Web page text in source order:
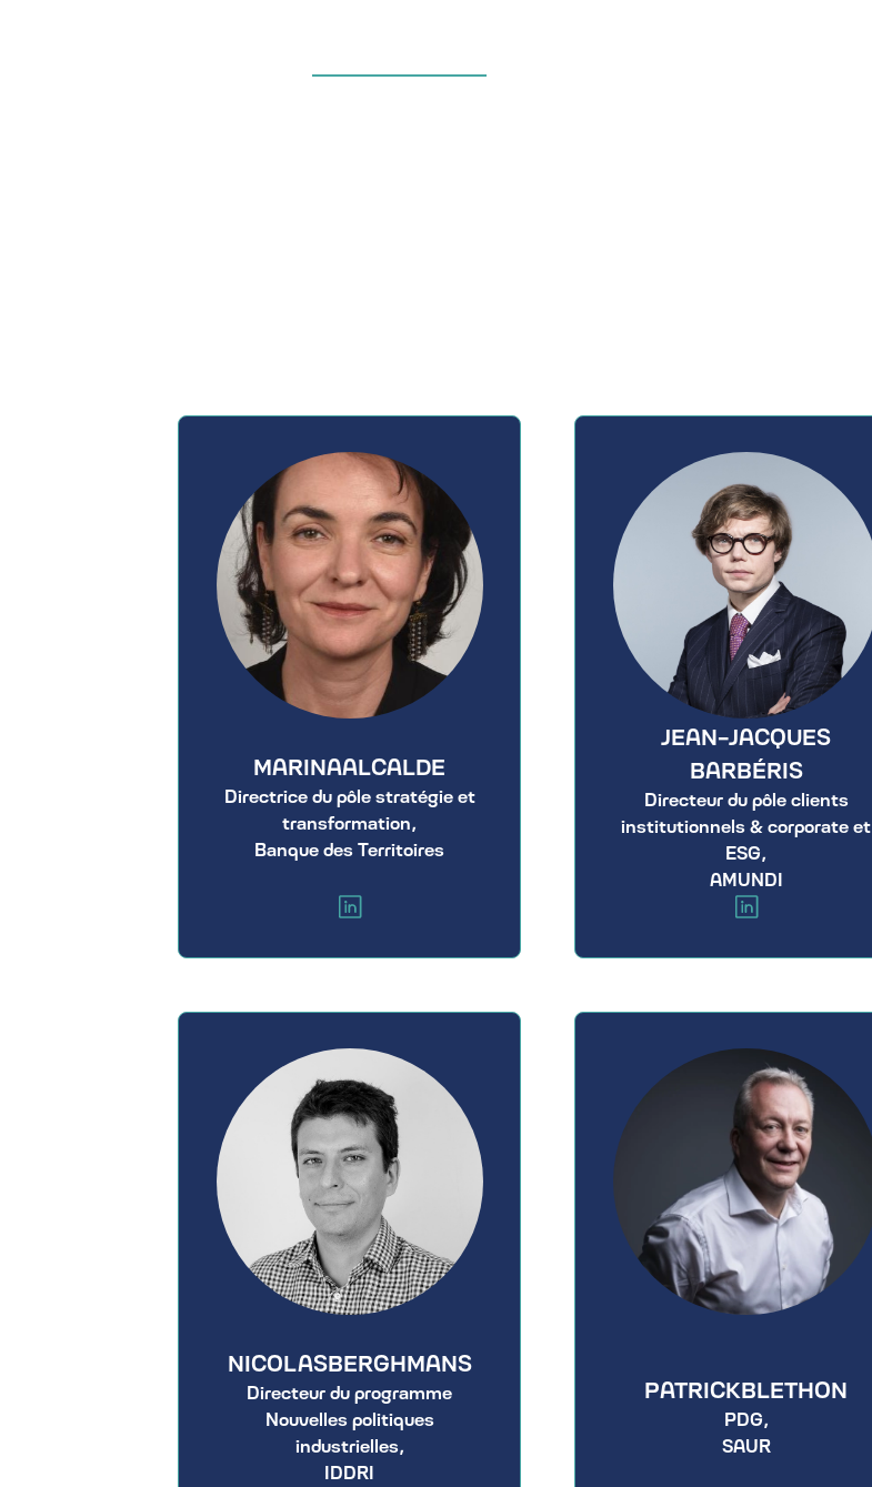
MARINAALCALDE
Directrice du pôle stratégie et
transformation,
Banque des Territoires
JEAN-JACQUES
BARBÉRIS
Directeur du pôle clients
institutionnels & corporate et
ESG,
AMUNDI
NICOLASBERGHMANS
Directeur du programme
Nouvelles politiques
industrielles,
IDDRI
PATRICKBLETHON
PDG,
SAUR